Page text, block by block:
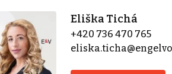
Eliška Tichá
+420 736 470 765